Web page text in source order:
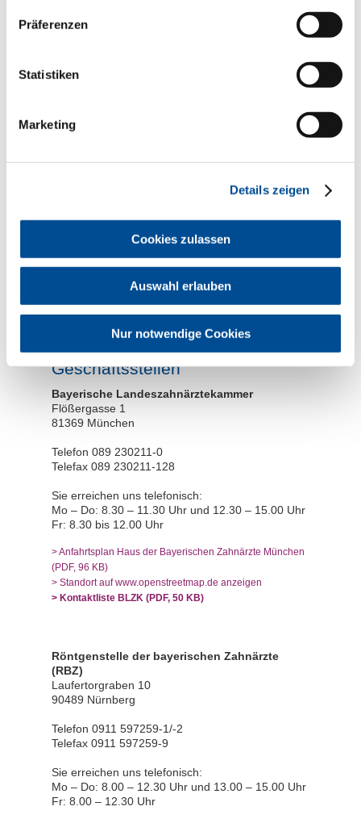
Präferenzen
Statistiken
Marketing
Details zeigen
Cookies zulassen
Auswahl erlauben
Nur notwendige Cookies
Die von Ihnen übermittelten Daten werden nicht an Dritte
Ihrer Anfrage und werden für den Zeitraum der Bearbeitung
Ihrer Anfrage gespeichert und anschließend gelöscht.
Geschäftsstellen
Bayerische Landeszahnärztekammer
Flößergasse 1
81369 München
Telefon 089 230211-0
Telefax 089 230211-128
Sie erreichen uns telefonisch:
Mo – Do: 8.30 – 11.30 Uhr und 12.30 – 15.00 Uhr
Fr: 8.30 bis 12.00 Uhr
> Anfahrtsplan Haus der Bayerischen Zahnärzte München
(PDF, 96 KB)
> Standort auf www.openstreetmap.de anzeigen
> Kontaktliste BLZK (PDF, 50 KB)
Röntgenstelle der bayerischen Zahnärzte
(RBZ)
Laufertorgraben 10
90489 Nürnberg
Telefon 0911 597259-1/-2
Telefax 0911 597259-9
Sie erreichen uns telefonisch:
Mo – Do: 8.00 – 12.30 Uhr und 13.00 – 15.00 Uhr
Fr: 8.00 – 12.30 Uhr